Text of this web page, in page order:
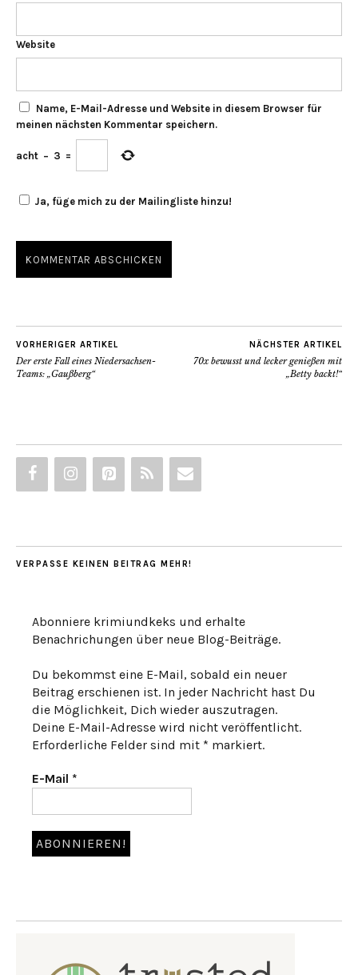
Website
Name, E-Mail-Adresse und Website in diesem Browser für
meinen nächsten Kommentar speichern.
acht − 3 =
Ja, füge mich zu der Mailingliste hinzu!
VORHERIGER ARTIKEL
Der erste Fall eines Niedersachsen-
Teams: „Gaußberg“
NÄCHSTER ARTIKEL
70x bewusst und lecker genießen mit
„Betty backt!“
VERPASSE KEINEN BEITRAG MEHR!
Abonniere krimiundkeks und erhalte
Benachrichungen über neue Blog-Beiträge.
Du bekommst eine E-Mail, sobald ein neuer
Beitrag erschienen ist. In jeder Nachricht hast Du
die Möglichkeit, Dich wieder auszutragen.
Deine E-Mail-Adresse wird nicht veröffentlicht.
Erforderliche Felder sind mit * markiert.
E-Mail *